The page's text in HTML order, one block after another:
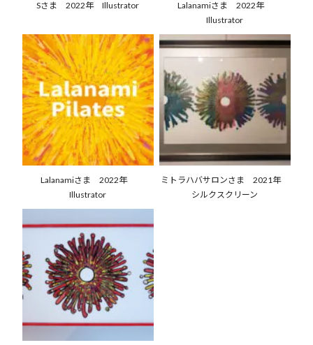
Sさま 2022年 Illustrator
Lalanamiさま 2022年
Illustrator
Lalanamiさま 2022年
Illustrator
ミトラハバサロンさま 2021年
シルクスクリーン